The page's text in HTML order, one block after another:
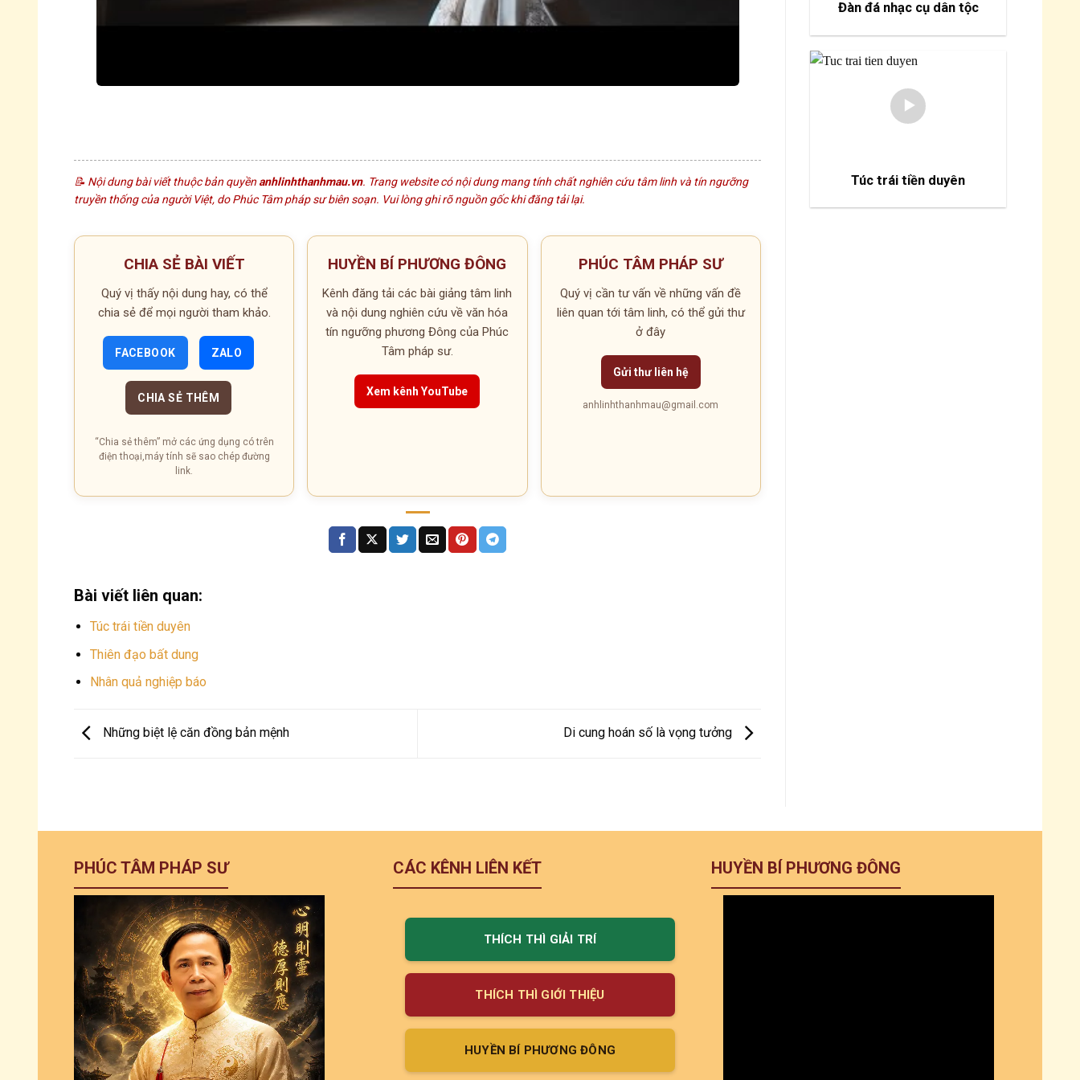
📝 Nội dung bài viết thuộc bản quyền anhlinhthanhmau.vn. Trang website có nội dung mang tính chất nghiên cứu tâm linh và tín ngưỡng
truyền thống của người Việt, do Phúc Tâm pháp sư biên soạn. Vui lòng ghi rõ nguồn gốc khi đăng tải lại.
CHIA SẺ BÀI VIẾT
Quý vị thấy nội dung hay, có thể
chia sẻ để mọi người tham khảo.
FACEBOOK ZALO
CHIA SẺ THÊM
“Chia sẻ thêm” mở các ứng dụng có trên
điện thoại,máy tính sẽ sao chép đường
link.
HUYỀN BÍ PHƯƠNG ĐÔNG
Kênh đăng tải các bài giảng tâm linh
và nội dung nghiên cứu về văn hóa
tín ngưỡng phương Đông của Phúc
Tâm pháp sư.
Xem kênh YouTube
PHÚC TÂM PHÁP SƯ
Quý vị cần tư vấn về những vấn đề
liên quan tới tâm linh, có thể gửi thư
ở đây
Gửi thư liên hệ
anhlinhthanhmau@gmail.com
Bài viết liên quan:
Túc trái tiền duyên
Thiên đạo bất dung
Nhân quả nghiệp báo
Những biệt lệ căn đồng bản mệnh Di cung hoán số là vọng tưởng
Đàn đá nhạc cụ dân tộc
Túc trái tiền duyên
PHÚC TÂM PHÁP SƯ CÁC KÊNH LIÊN KẾT
THÍCH THÌ GIẢI TRÍ
THÍCH THÌ GIỚI THIỆU
HUYỀN BÍ PHƯƠNG ĐÔNG
HUYỀN BÍ PHƯƠNG ĐÔNG